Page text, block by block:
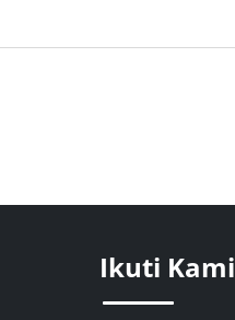
Ikuti Kami